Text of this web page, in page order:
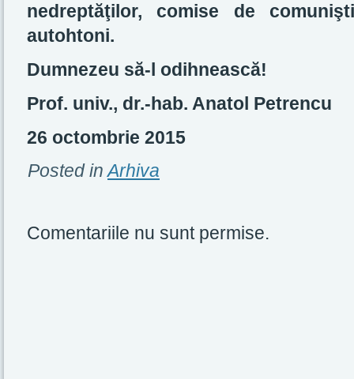
nedreptăţilor, comise de
autohtoni.
Dumnezeu să-l odihnească!
Prof. univ., dr.-hab. Anatol Petrencu
26 octombrie 2015
Posted in Arhiva
Comentariile nu sunt permise.